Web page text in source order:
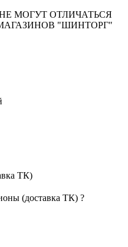
МОГУТ ОТЛИЧАТЬСЯ
"ШИНТОРГ"
ТК)
(доставка ТК) ?